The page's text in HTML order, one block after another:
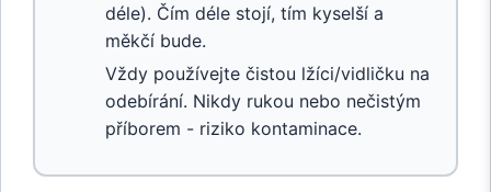
déle). Čím déle stojí, tím kyselší a
měkčí bude.
Vždy používejte čistou lžíci/vidličku na
odebírání. Nikdy rukou nebo nečistým
příborem - riziko kontaminace.